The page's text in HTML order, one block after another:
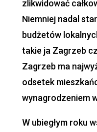
zlikwidować
Niemniej nadal
budżetów
takie ja Zagrzeb
Zagrzeb ma
odsetek
wynagrodzeniem
W ubiegłym roku